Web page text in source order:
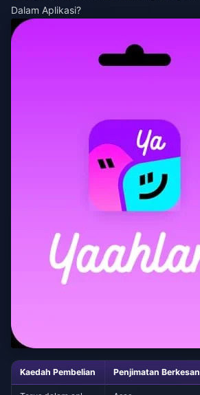
Dalam Aplikasi?
Kaedah Pembelian Penjimatan Berkesan